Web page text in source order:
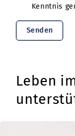
Kenntnis
Senden
Leben